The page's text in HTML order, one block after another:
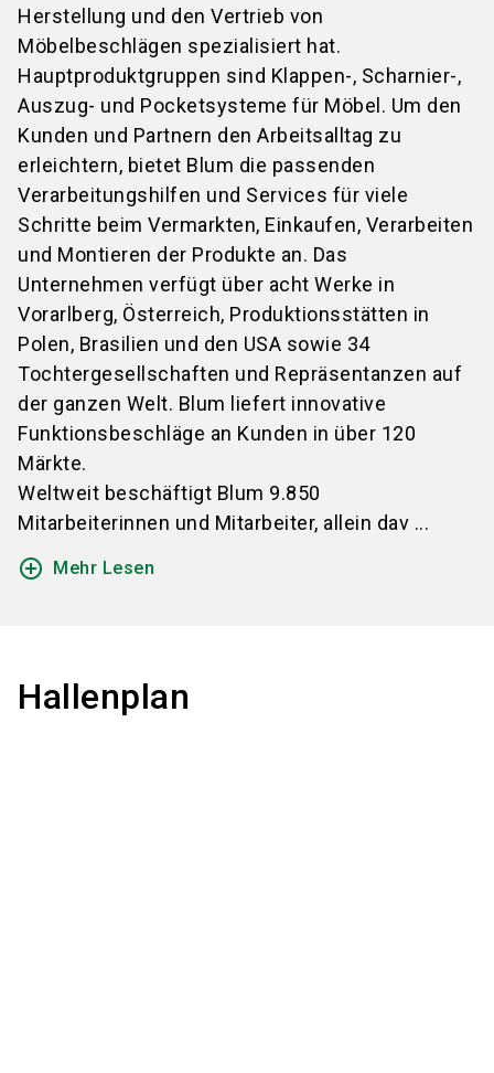
Herstellung und den Vertrieb von
Möbelbeschlägen spezialisiert hat.
Hauptproduktgruppen sind Klappen-, Scharnier-,
Auszug- und Pocketsysteme für Möbel. Um den
Kunden und Partnern den Arbeitsalltag zu
erleichtern, bietet Blum die passenden
Verarbeitungshilfen und Services für viele
Schritte beim Vermarkten, Einkaufen, Verarbeiten
und Montieren der Produkte an. Das
Unternehmen verfügt über acht Werke in
Vorarlberg, Österreich, Produktionsstätten in
Polen, Brasilien und den USA sowie 34
Tochtergesellschaften und Repräsentanzen auf
der ganzen Welt. Blum liefert innovative
Funktionsbeschläge an Kunden in über 120
Märkte.
Weltweit beschäftigt Blum 9.850
Mitarbeiterinnen und Mitarbeiter, allein dav ...
add_circle_outline Mehr Lesen
Hallenplan